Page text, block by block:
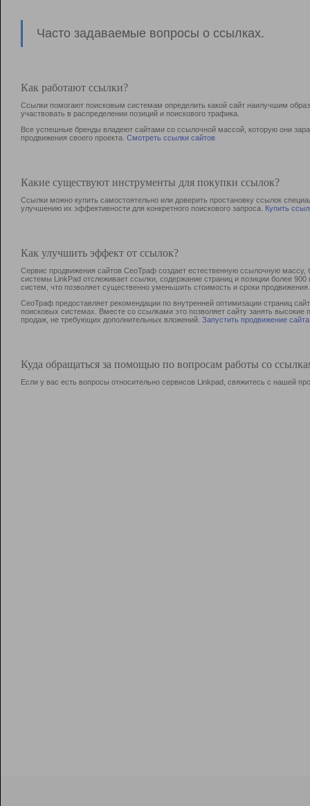
Часто задаваемые вопросы о ссылках.
Как работают ссылки?
Ссылки помогают поисковым системам определить какой сайт наилучшим
участвовать в раcпределении позиций и поискового трафика.
Все успешные бренды владеют сайтами со ссылочной массой, которую они
продвижения своего проекта. Смотреть ссылки сайтов
Какие существуют инструменты для покупки ссылок?
Ссылки можно купить самостоятельно или доверить простановку ссылок
улучшению их эффективности для конкретного поискового запроса. Купить
Как улучшить эффект от ссылок?
Сервис продвижения сайтов СеоТраф создает естественную ссылочную
системы LinkPad отслеживает ссылки, содержание страниц и позиции более
систем, что позволяет существенно уменьшить стоимость и сроки продвижения.
СеоТраф предоставляет рекомендации по внутренней оптимизации страниц
поисковых системах. Вместе со ссылками это позволяет сайту занять
продаж, не требующих дополнительных вложений. Запустить продвижение сайта
Куда обращаться за помощью по вопросам работы со
Если у вас есть вопросы относительно сервисов Linkpad, свяжитесь с нашей